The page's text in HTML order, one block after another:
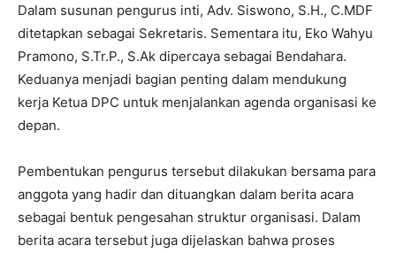
Dalam susunan pengurus inti, Adv. Siswono, S.H., C.MDF
ditetapkan sebagai Sekretaris. Sementara itu, Eko Wahyu
Pramono, S.Tr.P., S.Ak dipercaya sebagai Bendahara.
Keduanya menjadi bagian penting dalam mendukung
kerja Ketua DPC untuk menjalankan agenda organisasi ke
depan.
Pembentukan pengurus tersebut dilakukan bersama para
anggota yang hadir dan dituangkan dalam berita acara
sebagai bentuk pengesahan struktur organisasi. Dalam
berita acara tersebut juga dijelaskan bahwa proses